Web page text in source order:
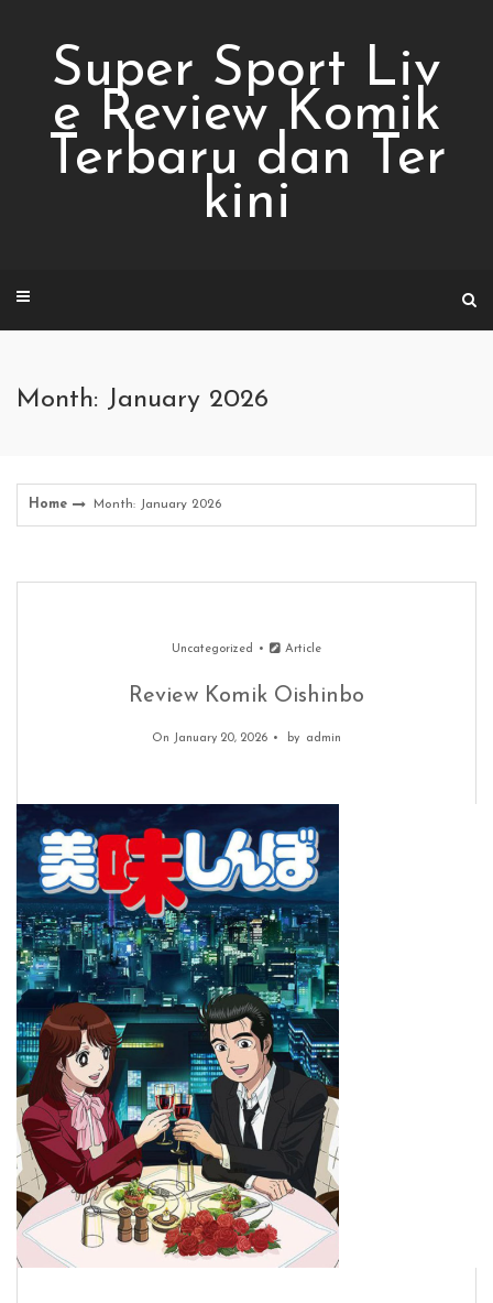
Super Sport Liv
e Review Komik
Terbaru dan Ter
kini
Month: January 2026
Home Month: January 2026
Uncategorized Article
Review Komik Oishinbo
On January 20, 2026 by admin